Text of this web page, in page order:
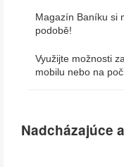
Magazín Baníku si
podobě!
Využijte možnosti
mobilu nebo na
Nadcházajúce